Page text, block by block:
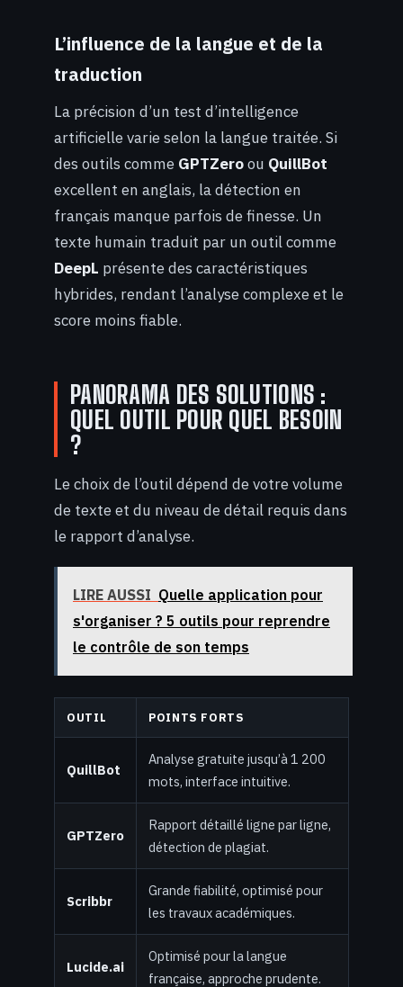
L’influence de la langue et de la
traduction
La précision d’un test d’intelligence
artificielle varie selon la langue traitée. Si
des outils comme GPTZeroou QuillBot
excellent en anglais, la détection en
français manque parfois de finesse. Un
texte humain traduit par un outil comme
DeepL présente des caractéristiques
hybrides, rendant l’analyse complexe et le
score moins fiable.
PANORAMA DES SOLUTIONS :
QUEL OUTIL POUR QUEL BESOIN
?
Le choix de l’outil dépend de votre volume
de texte et du niveau de détail requis dans
le rapport d’analyse.
LIRE AUSSI Quelle application pour
s'organiser ? 5 outils pour reprendre
le contrôle de son temps
OUTIL POINTS FORTS
QuillBot
Analyse gratuite jusqu’à 1 200
mots, interface intuitive.
GPTZero
Rapport détaillé ligne par ligne,
détection de plagiat.
Scribbr
Grande fiabilité, optimisé pour
les travaux académiques.
Lucide.ai
Optimisé pour la langue
française, approche prudente.